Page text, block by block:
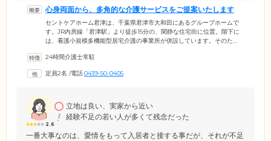
心身両面から、多角的な介護サービスをご提案いたします
セントケアホーム君津は、千葉県君津市大和田にあるグループホームで
す。JR内房線「君津駅」より徒歩15分の、閑静な住宅街に位置。階下に
は、看護小規模多機能型居宅介護の事業所が併設しています。そのた
ご提案が可能。お食事サービスや入浴・排泄介助といった身体介護サポ
的に実施しています。このような複合的な取り組みにより、ご入居者
24時間介護士常駐
定員2名 /電話0439-50-0405
2.6
立地は良い、実家から近い
経験不足の若い人が多くて残念だった
一番大事なのは、愛情をもって入居者と接する事だが、それが不足